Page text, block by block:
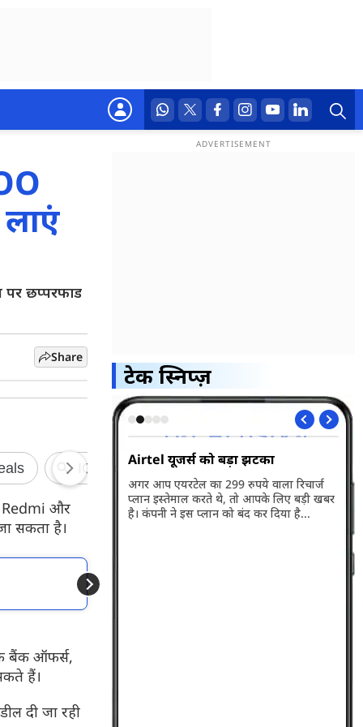
छप्परफाड
Share
Redmi और
सकता है।
बैंक ऑफर्स,
हैं।
दी जा रही
टेक स्निप्ज़
झटका
रुपये वाला रिचार्ज
तो आपके लिए बड़ी खबर
बंद कर दिया है...
WhatsApp में जल्द आने वाला है बड़ा
अपडेट
व्हाट्सएप जल्द ही नए फीचर रोलआउट करने
वाला है। आपको बता दें इसके बाद ग्रुप चैट्स करना